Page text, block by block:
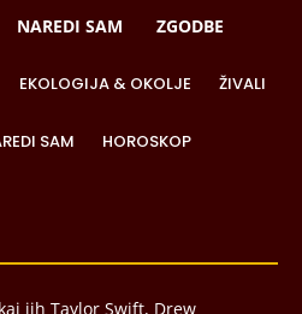
NAREDI SAM ZGODBE
EKOLOGIJA & OKOLJE ŽIVALI
SAM HOROSKOP
jih Taylor Swift, Drew